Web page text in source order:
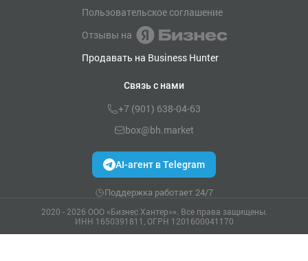
Пользовательское соглашение
Отзывы на
Продавать на Business Hunter
Связь с нами
+7 (901) 638-04-63
box@bh.market
AI-агент в Telegram
Поддержка работает 24/7
2020 - 2026 ООО «Бизнес Хантер>». Все права защищены.
ИНН 1650391811, ОГРН 1201600041170